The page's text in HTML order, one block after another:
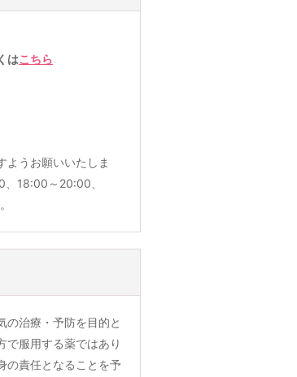
はこちら
ようお願いいたしま
18:00～20:00、
の治療・予防を目的と
で服用する薬ではあり
の責任となることを予